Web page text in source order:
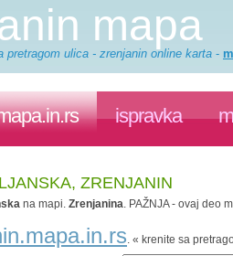
mapa
pretragom ulica - zrenjanin online karta -
ispravka
ZRENJANIN
na mapi.Zrenjanina. PAŽNJA - ovaj deo
. « krenite sa